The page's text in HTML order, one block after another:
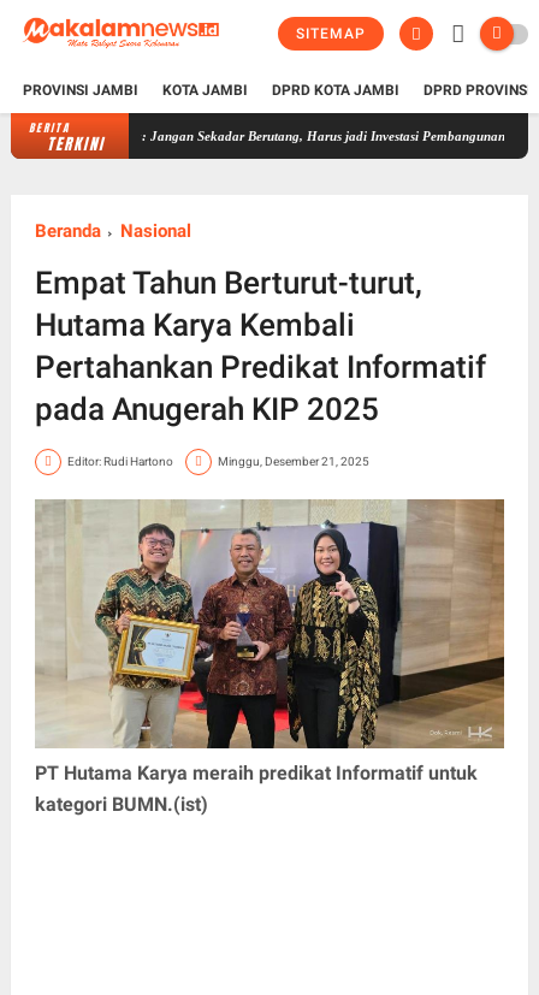
SITEMAP
PROVINSI JAMBI KOTA JAMBI DPRD KOTA JAMBI DPRD
BERITA
TERKINIRencana Pinjaman Rp200 Miliar Muaro Jambi, Ivan Wirata: Jangan
Beranda Nasional
Empat Tahun Berturut-turut,
Hutama Karya Kembali
Pertahankan Predikat Informatif
pada Anugerah KIP 2025
Editor: Rudi Hartono Minggu, Desember 21, 2025
PT Hutama Karya meraih predikat Informatif untuk
kategori BUMN.(ist)